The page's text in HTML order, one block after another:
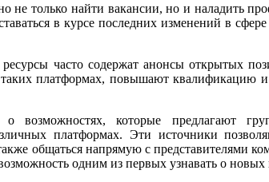
только найти вакансии, но и наладить
в курсе последних изменений в
часто содержат анонсы открытых
платформах, повышают квалификацию и
возможностях, которые предлагают
платформах. Эти источники
общаться напрямую с представителями
одним из первых узнавать о